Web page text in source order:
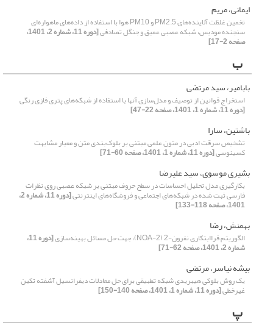
ایمانی، مریم
تخمین غلظت آلاینده‌های PM2.5 و PM10 هوا با استفاده از داده‌های ماهواره‌ای
سنجنده مودیس، شبکه عصبی عمیق و جنگل تصادفی [دوره 11، شماره 2، 1401،
صفحه 2-17]
ب
بابامیر، سید مرتضی
استخراج قوانین از توصیف و مدل‌سازی آنها با استفاده از شبکه‌های پتری فازی رنگی
[دوره 11، شماره 1، 1401، صفحه 22-47]
باشتین، سارا
تشخیص سرقت ادبی در متون علمی مبتنی بر بلوک‌بندی متن و معیار مشابهت
کسینوسی[دوره 11، شماره 1، 1401، صفحه 60-71]
بشیری موسوی، سید علیرضا
بکارگیری مدل تحلیل احساسات در سطح حروف مبتنی بر شبکه عصبی روی نظرات
فارسی ثبت شده در شبکه‌های اجتماعی و فروشگاه‌های اینترنتی [دوره 11، شماره 2،
1401، صفحه 118-133]
بهمنش، رضا
الگوریتم فراابتکاری نفرون-2 (NOA-2)، جهت حل مسائل بهینه‌سازی [دوره 11،
شماره 2، 1401، صفحه 62-71]
بیشه نیاسر، مرتضی
یک روش بلوکی هیبریدی شبکه تطبیقی برای حل معادلات دیفرانسیل آشفته تکین
غیرخطی[دوره 11، شماره 1، 1401، صفحه 140-150]
پ